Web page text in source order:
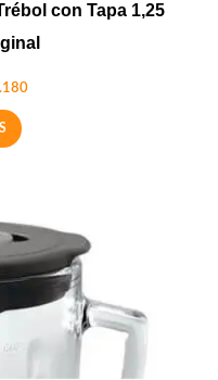
con Tapa 1,25